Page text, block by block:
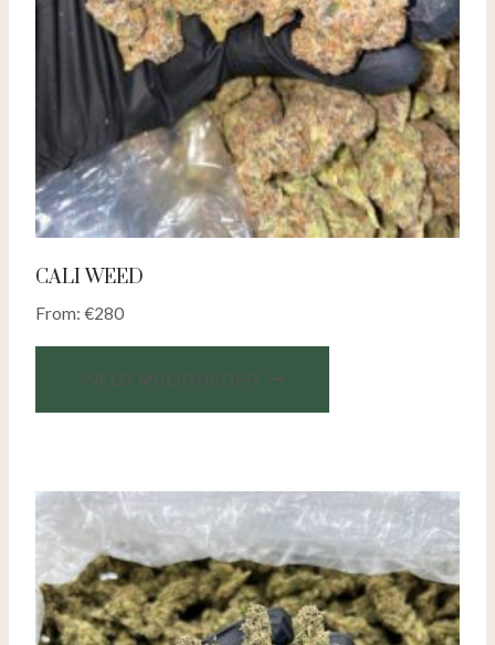
CALI WEED
From: €280
VÆLG MULIGHEDER